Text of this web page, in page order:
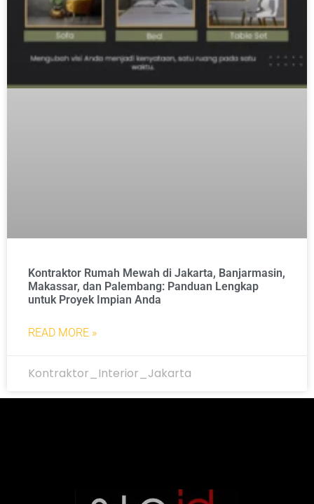
Kontraktor Rumah Mewah di Jakarta, Banjarmasin,
Makassar, dan Palembang: Panduan Lengkap
untuk Proyek Impian Anda
READ MORE »
Kontraktor_Interior_Jakarta